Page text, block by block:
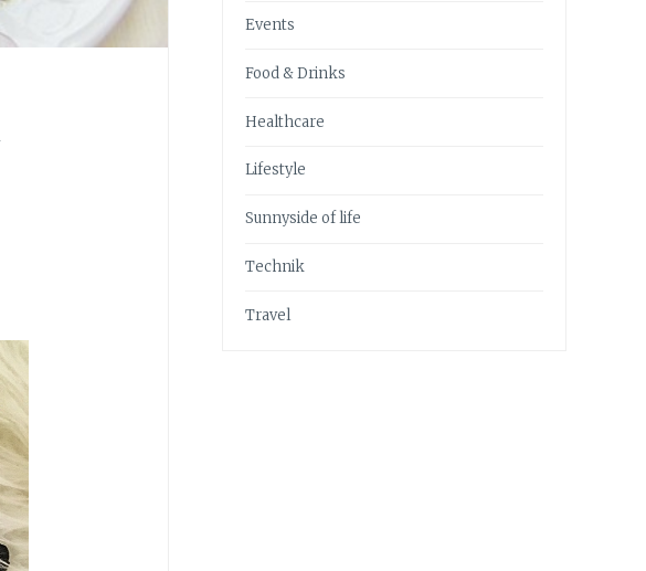
Events
Food & Drinks
Healthcare
Lifestyle
Sunnyside of life
Technik
Travel